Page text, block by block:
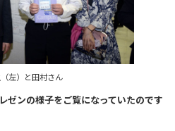
左）と田村さん
ンの様子をご覧になっていたのです